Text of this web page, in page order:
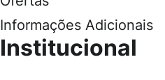
Informações Adicionais
Institucional